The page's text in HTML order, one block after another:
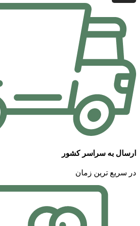
ارسال به سراسر کشور
در سریع ترین زمان